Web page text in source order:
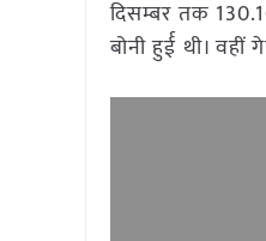
दिसम्बर तक
बोनी हुर्ई थी।